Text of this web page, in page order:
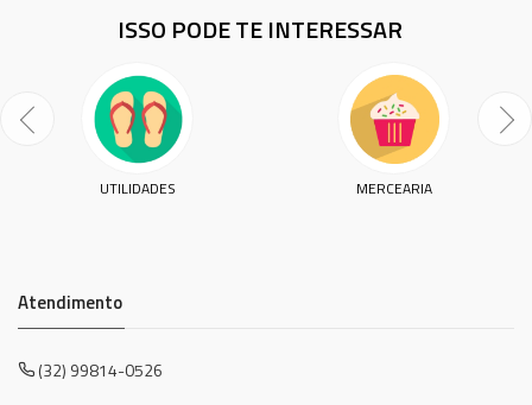
ISSO PODE TE INTERESSAR
UTILIDADES MERCEARIA
Atendimento
(32) 99814-0526